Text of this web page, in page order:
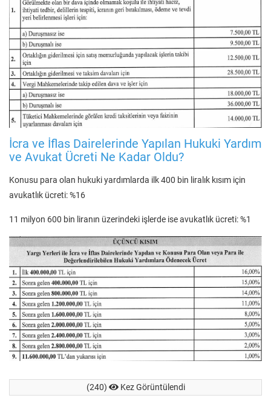
İcra ve İflas Dairelerinde Yapılan Hukuki Yardım
ve Avukat Ücreti Ne Kadar Oldu?
Konusu para olan hukuki yardımlarda ilk 400 bin liralık kısım için
avukatlık ücreti: %16
11 milyon 600 bin liranın üzerindeki işlerde ise avukatlık ücreti: %1
(240) Kez Görüntülendi